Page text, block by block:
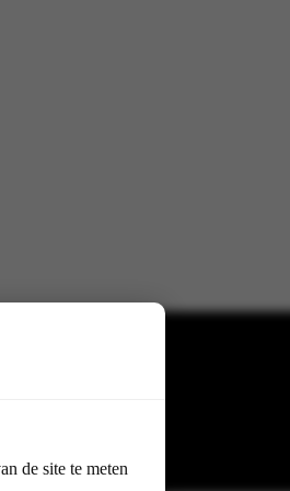
de site te meten